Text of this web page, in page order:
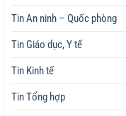
Tin An ninh – Quốc phòng
Tin Giáo dục, Y tế
Tin Kinh tế
Tin Tổng hợp